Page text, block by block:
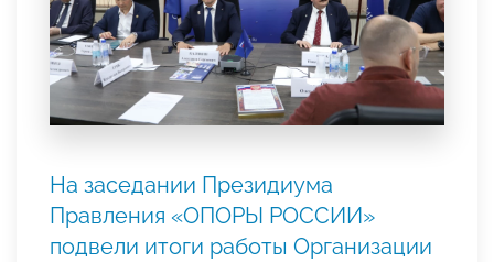
На заседании Президиума
Правления «ОПОРЫ РОССИИ»
подвели итоги работы Организации